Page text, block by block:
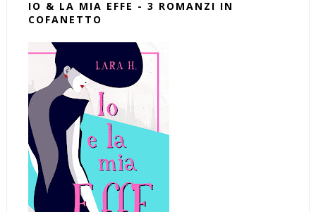
IO & LA MIA EFFE - 3 ROMANZI IN
COFANETTO